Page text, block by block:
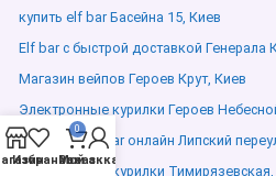
купить elf bar Басейна 15, Киев
Elf bar с быстрой доставкой Генерала
Магазин вейпов Героев Крут, Киев
Электронные курилки Героев
Заказать elf bar онлайн Липский
Электронные курилки
Избранное
0
Заказ
Мой аккаунт